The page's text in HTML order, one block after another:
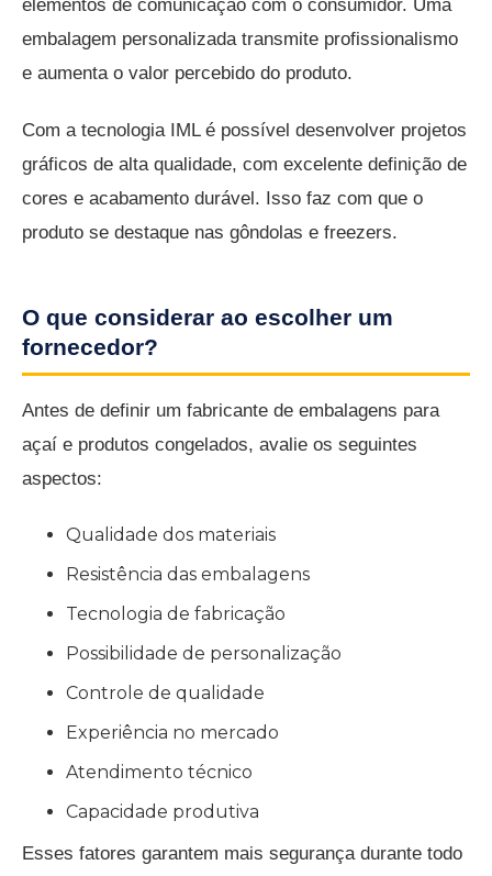
elementos de comunicação com o consumidor. Uma
embalagem personalizada transmite profissionalismo
e aumenta o valor percebido do produto.
Com a tecnologia IML é possível desenvolver projetos
gráficos de alta qualidade, com excelente definição de
cores e acabamento durável. Isso faz com que o
produto se destaque nas gôndolas e freezers.
O que considerar ao escolher um
fornecedor?
Antes de definir um fabricante de embalagens para
açaí e produtos congelados, avalie os seguintes
aspectos:
Qualidade dos materiais
Resistência das embalagens
Tecnologia de fabricação
Possibilidade de personalização
Controle de qualidade
Experiência no mercado
Atendimento técnico
Capacidade produtiva
Esses fatores garantem mais segurança durante todo